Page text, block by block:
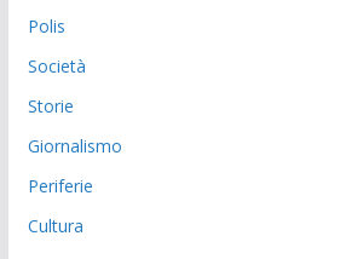
Polis
Società
Storie
Giornalismo
Periferie
Cultura